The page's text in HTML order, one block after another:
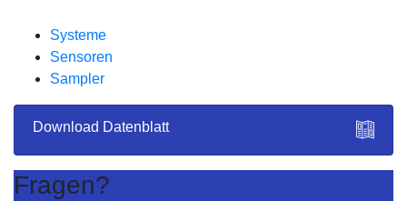
Systeme
Sensoren
Sampler
Download Datenblatt
Fragen?